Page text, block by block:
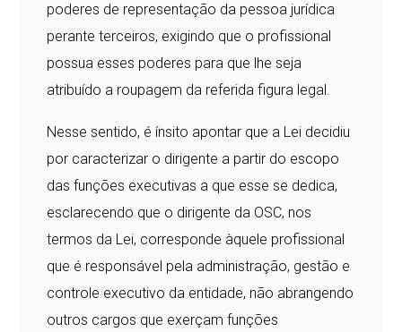
poderes de representação da pessoa jurídica
perante terceiros, exigindo que o profissional
possua esses poderes para que lhe seja
atribuído a roupagem da referida figura legal.
Nesse sentido, é ínsito apontar que a Lei decidiu
por caracterizar o dirigente a partir do escopo
das funções executivas a que esse se dedica,
esclarecendo que o dirigente da OSC, nos
termos da Lei, corresponde àquele profissional
que é responsável pela administração, gestão e
controle executivo da entidade, não abrangendo
outros cargos que exerçam funções